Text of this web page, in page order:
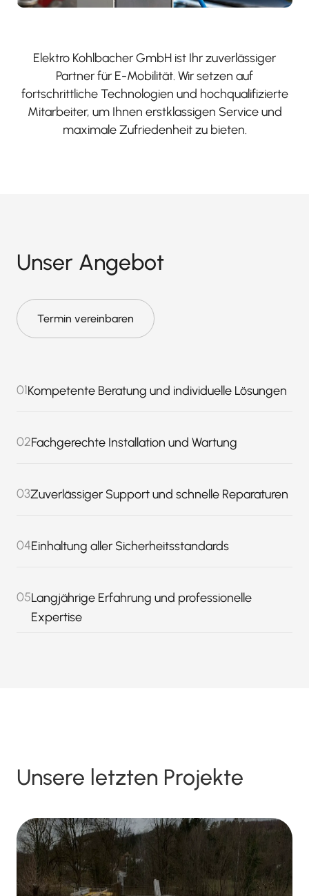
Elektro Kohlbacher GmbH ist Ihr zuverlässiger
Partner für E-Mobilität. Wir setzen auf
fortschrittliche Technologien und hochqualifizierte
Mitarbeiter, um Ihnen erstklassigen Service und
maximale Zufriedenheit zu bieten.
Unser Angebot
Termin vereinbaren
01Kompetente Beratung und individuelle Lösungen
02Fachgerechte Installation und Wartung
03Zuverlässiger Support und schnelle Reparaturen
04Einhaltung aller Sicherheitsstandards
05Langjährige Erfahrung und professionelle
Expertise
Unsere letzten Projekte